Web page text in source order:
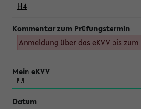
H4
Anmeldung über das eKVV bis zum